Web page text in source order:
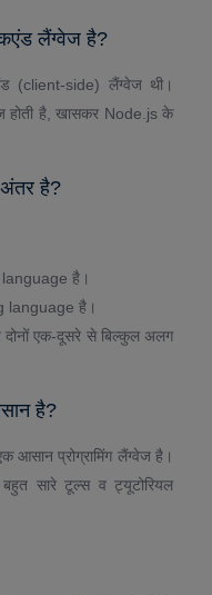
लैंग्वेज है?
(client-side) लैंग्वेज थी।
है, खासकर Node.js के
है?
है।
language है।
एक-दूसरे से बिल्कुल अलग
है?
आसान प्रोग्रामिंग लैंग्वेज है।
सारे टूल्स व ट्यूटोरियल